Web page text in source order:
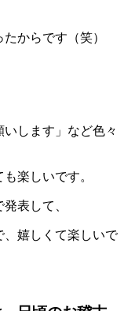
からです（笑）
します」など色々
楽しいです。
表して、
、嬉しくて楽しいで